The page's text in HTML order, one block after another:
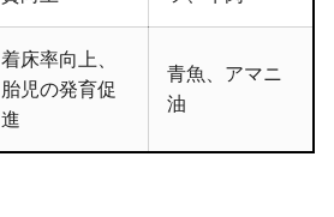
着床率向上、
胎児の発育促
進
青魚、アマニ
油